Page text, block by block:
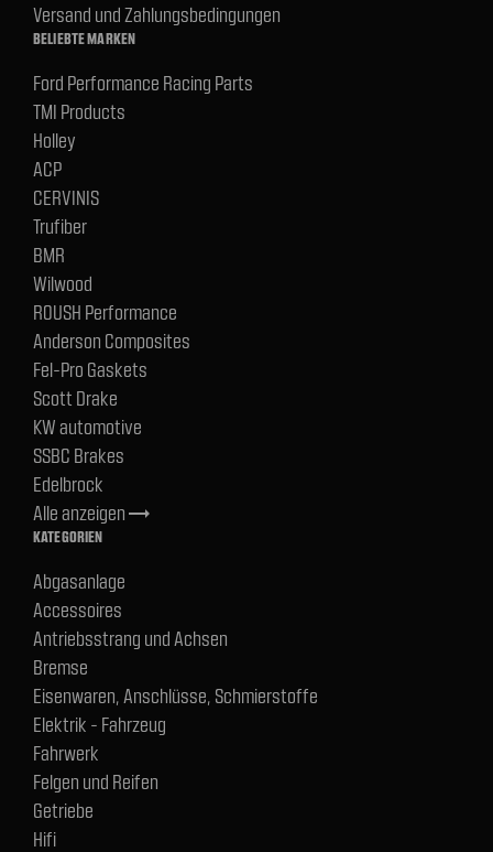
Versand und Zahlungsbedingungen
BELIEBTE MARKEN
Ford Performance Racing Parts
TMI Products
Holley
ACP
CERVINIS
Trufiber
BMR
Wilwood
ROUSH Performance
Anderson Composites
Fel-Pro Gaskets
Scott Drake
KW automotive
SSBC Brakes
Edelbrock
Alle anzeigentrending_flat
KATEGORIEN
Abgasanlage
Accessoires
Antriebsstrang und Achsen
Bremse
Eisenwaren, Anschlüsse, Schmierstoffe
Elektrik - Fahrzeug
Fahrwerk
Felgen und Reifen
Getriebe
Hifi